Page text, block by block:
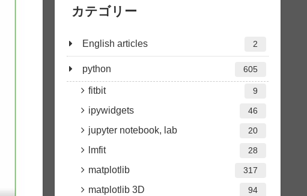
カテゴリー
English articles 2
python 605
fitbit 9
ipywidgets 46
jupyter notebook, lab 20
lmfit 28
matplotlib 317
matplotlib 3D 94